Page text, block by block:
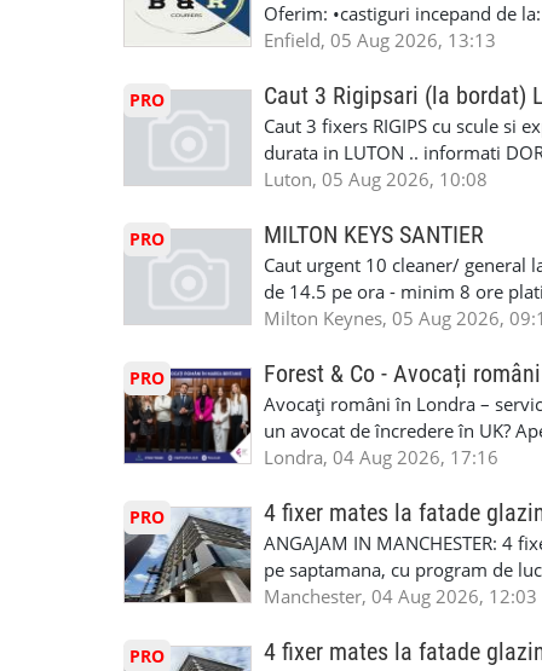
Oferim: •castiguri incepand de
pentru cei platitori de VAT si
status obligatoriu •varsta
compania aplica pentru
•oferim: - training platit (3 zile-
nedeterminata. -full time/ part-
masinii). Acceptam cu permis
Enfield - Weybridge - Romford -
programari la interviu apelati
Enfield, 05 Aug 2026, 13:13
PRO Caut 3 Rigipsari (la bordat)
Caut 3 fixers RIGIPS cu scule si
durata in LUTON .. informati
Luton, 05 Aug 2026, 10:08
PRO MILTON KEYS SANTIER
Caut urgent 10 cleaner/ general
de 14.5 pe ora - minim 8 ore
la Amazon. Munca este usoara,
SAPTAMANALA Contact: +44
interesati
Milton Keynes, 05 Aug 2026,
PRO Forest & Co - Avocați
Avocați români în Londra –
un avocat de încredere în UK?
Solicitors, indiferent că ai nevoie
familiei (divorț, custodie, partaj)
Servicii pentru companii: •
• Imigrație pentru afaceri și
soluționarea disputelor 💡 De ce
standard ✔ Confidențialitate
Londra, 04 Aug 2026, 17:16
PRO 4 fixer mates la fatade
ANGAJAM IN MANCHESTER:
pe saptamana, cu program de
in perioada urmatoare. Cerinte:
Tariful se discuta direct, in
Manchester, 04 Aug 2026, 12:03
PRO 4 fixer mates la fatade